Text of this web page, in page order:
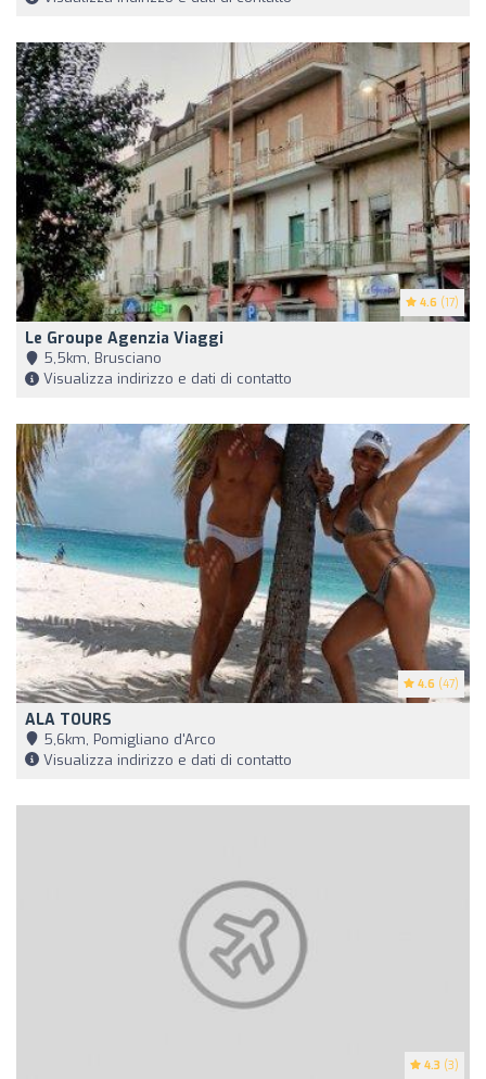
4.6 (17)
Le Groupe Agenzia Viaggi
5,5km, Brusciano
Visualizza indirizzo e dati di contatto
4.6 (47)
ALA TOURS
5,6km, Pomigliano d'Arco
Visualizza indirizzo e dati di contatto
4.3 (3)